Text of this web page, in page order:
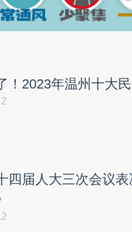
！2023年温州十大
四届人大三次会议